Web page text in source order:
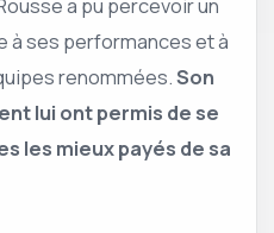
a pu percevoir un
à ses performances et à
renommées.Son
lui ont permis de se
les mieux payés de sa